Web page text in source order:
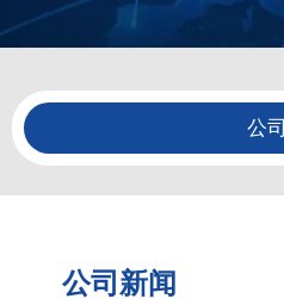
公司
公司新闻